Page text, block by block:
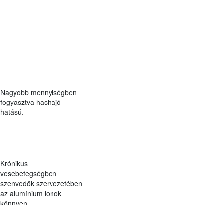
Nagyobb mennyiségben
fogyasztva hashajó
hatású.
Krónikus
vesebetegségben
szenvedők szervezetében
az alumínium ionok
könnyen